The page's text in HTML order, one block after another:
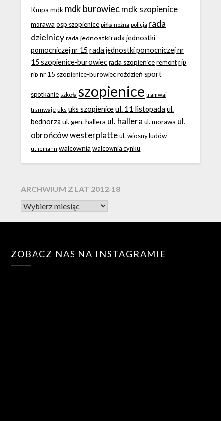
Krupa mdk mdk burowiecmdk szopienice
morawa osp szopienice piłka nożna policja rada
dzielnicy rada jednostki rada jednostki
pomocniczej nr 15 rada jednostki pomocniczej nr
15 szopienice-burowiec rada szopienice remont rjp
rjp nr 15 szopienice-burowiec roździeń sport
spotkanie szkoła szopienice tramwaj
tramwaje uks uks szopienice ul. 11 listopada ul.
bednorza ul. gen. hallera ul. hallera ul. morawa ul.
obrońców westerplatte ul. wiosny ludów
uthemann walcownia walcownia cynku
ARCHWIUM Z LAT 2012-18
ZOBACZ NAS NA INSTAGRAMIE